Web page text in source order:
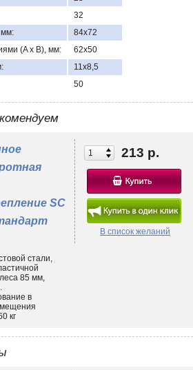
32
мм:
84х72
(A x B), мм:
62х50
11х8,5
50
213 р.
В список желаний
SC
стали,
85 мм,
в
кг